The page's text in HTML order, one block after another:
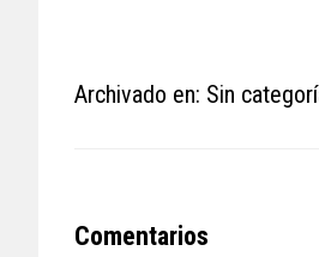
Archivado en: Sin
Reader
Comentarios